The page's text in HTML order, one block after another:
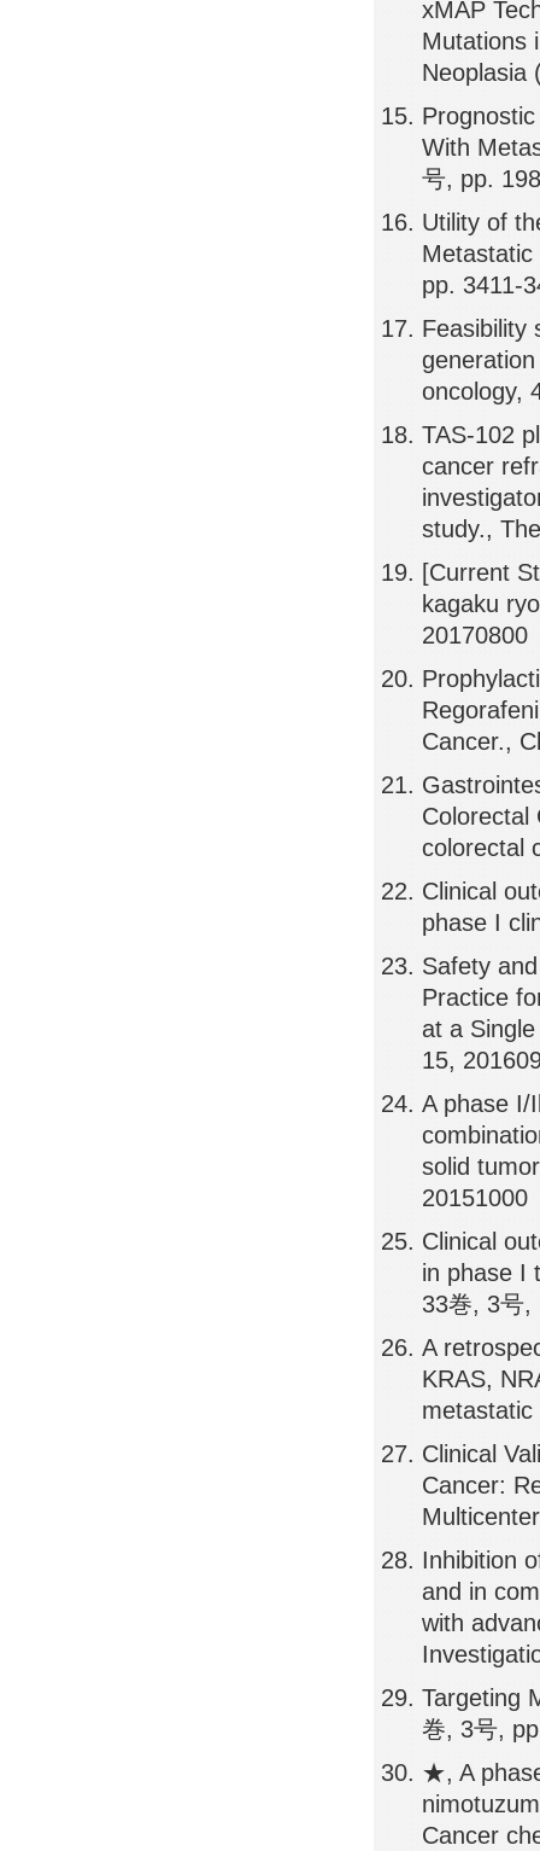
xMAP
Mutations
Neoplasia
With
号, pp.
Utility of
pp. 3411-
Feasibility
oncology,
TAS-102
cancer
study.,
[Current
kagaku
20170800
Cancer.,
Colorectal
colorectal
Clinical
phase I
Safety
Practice
at a
15,
A phase I/
solid
20151000
Clinical
in phase I
33巻, 3号,
A
KRAS,
metastatic
Clinical
Cancer:
Inhibition
and in
with
Targeting
巻, 3号,
★, A
Cancer